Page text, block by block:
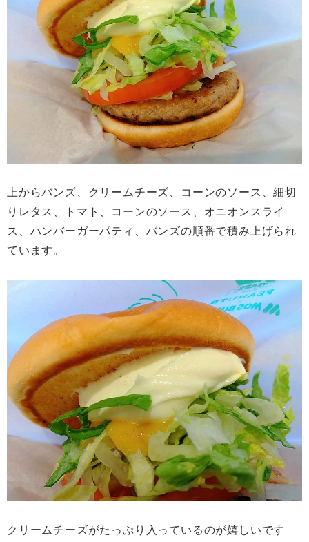
上からバンズ、クリームチーズ、コーンのソース、細切
りレタス、トマト、コーンのソース、オニオンスライ
ス、ハンバーガーパティ、バンズの順番で積み上げられ
ています。
クリームチーズがたっぷり入っているのが嬉しいです